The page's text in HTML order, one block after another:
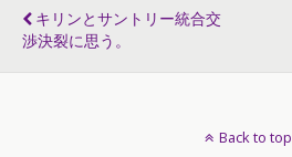
キリンとサントリー統合交
渉決裂に思う。
Back to top